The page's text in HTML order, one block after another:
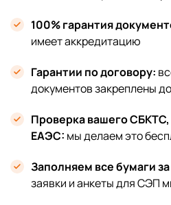
100% гарантия
имеет аккредитацию
Гарантии по договору:
документов закреплены
Проверка вашего
ЕАЭС: мы делаем это
Заполняем все бумаги за
заявки и анкеты для СЭП